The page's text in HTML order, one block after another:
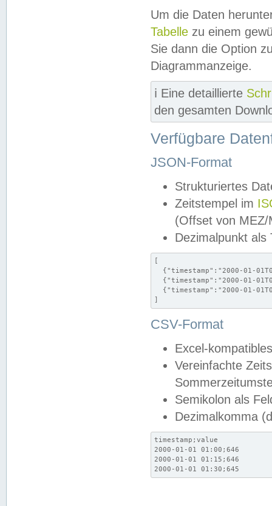
Um die Daten
Tabelle zu einem
Sie dann die Option
Diagrammanzeige.
ℹ️ Eine detaillierte
den gesamten
Verfügbare
JSON-Format
Strukturiertes
Zeitstempel im
(Offset von MEZ/
Dezimalpunkt als
[
{"timestamp":"2000-01-
{"timestamp":"2000-01-
{"timestamp":"2000-01-
]
CSV-Format
Excel-
Vereinfachte
Semikolon als
Dezimalkomma
timestamp;value
2000-01-01 01:00;646
2000-01-01 01:15;646
2000-01-01 01:30;645